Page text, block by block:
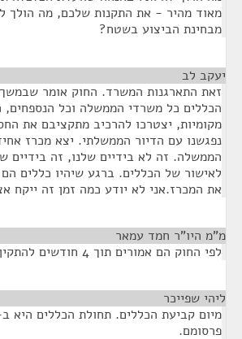
מאוד מהיר - את התקנות שלכם, מה הולך
מבחינת הביצוע בשטח?
יעקב לב
הכללים כל משרדי הממשלה וכל הנספחים,
מקומיות, יצטרכו להרכיב מתקציבם את
נפגשנו עם הדיור הממשלתי. יצא מכרז
הממשלה. זה לא בידיים שלנו, זה בידיים
לאישור של הכללים. ברגע שיהיו כללים הם
את המכרז.אני לא יודע כמה זמן זה ייקח
מ"מ היו"ר חמד עמאר
לפי החוק הם אמורים תוך 4 חודשים להתקין.
ליהי שפייכר
פרסומם.